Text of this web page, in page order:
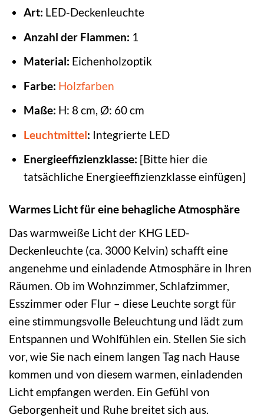
Art: LED-Deckenleuchte
Anzahl der Flammen: 1
Material: Eichenholzoptik
Farbe: Holzfarben
Maße: H: 8 cm, Ø: 60 cm
Leuchtmittel: Integrierte LED
Energieeffizienzklasse: [Bitte hier die
tatsächliche Energieeffizienzklasse einfügen]
Warmes Licht für eine behagliche Atmosphäre
Das warmweiße Licht der KHG LED-
Deckenleuchte (ca. 3000 Kelvin) schafft eine
angenehme und einladende Atmosphäre in Ihren
Räumen. Ob im Wohnzimmer, Schlafzimmer,
Esszimmer oder Flur – diese Leuchte sorgt für
eine stimmungsvolle Beleuchtung und lädt zum
Entspannen und Wohlfühlen ein. Stellen Sie sich
vor, wie Sie nach einem langen Tag nach Hause
kommen und von diesem warmen, einladenden
Licht empfangen werden. Ein Gefühl von
Geborgenheit und Ruhe breitet sich aus.